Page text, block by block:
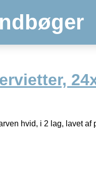
hvid, i 2 lag, lavet af